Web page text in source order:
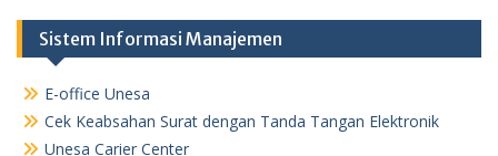
Sistem Informasi Manajemen
E-office Unesa
Cek Keabsahan Surat dengan Tanda Tangan Elektronik
Unesa Carier Center